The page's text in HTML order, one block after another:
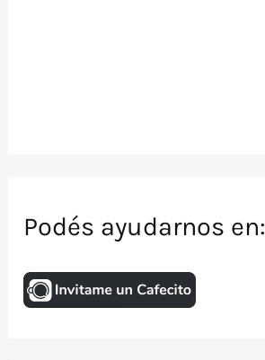
Podés ayudarnos en: